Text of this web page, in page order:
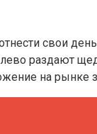
свои
раздают
на рынке